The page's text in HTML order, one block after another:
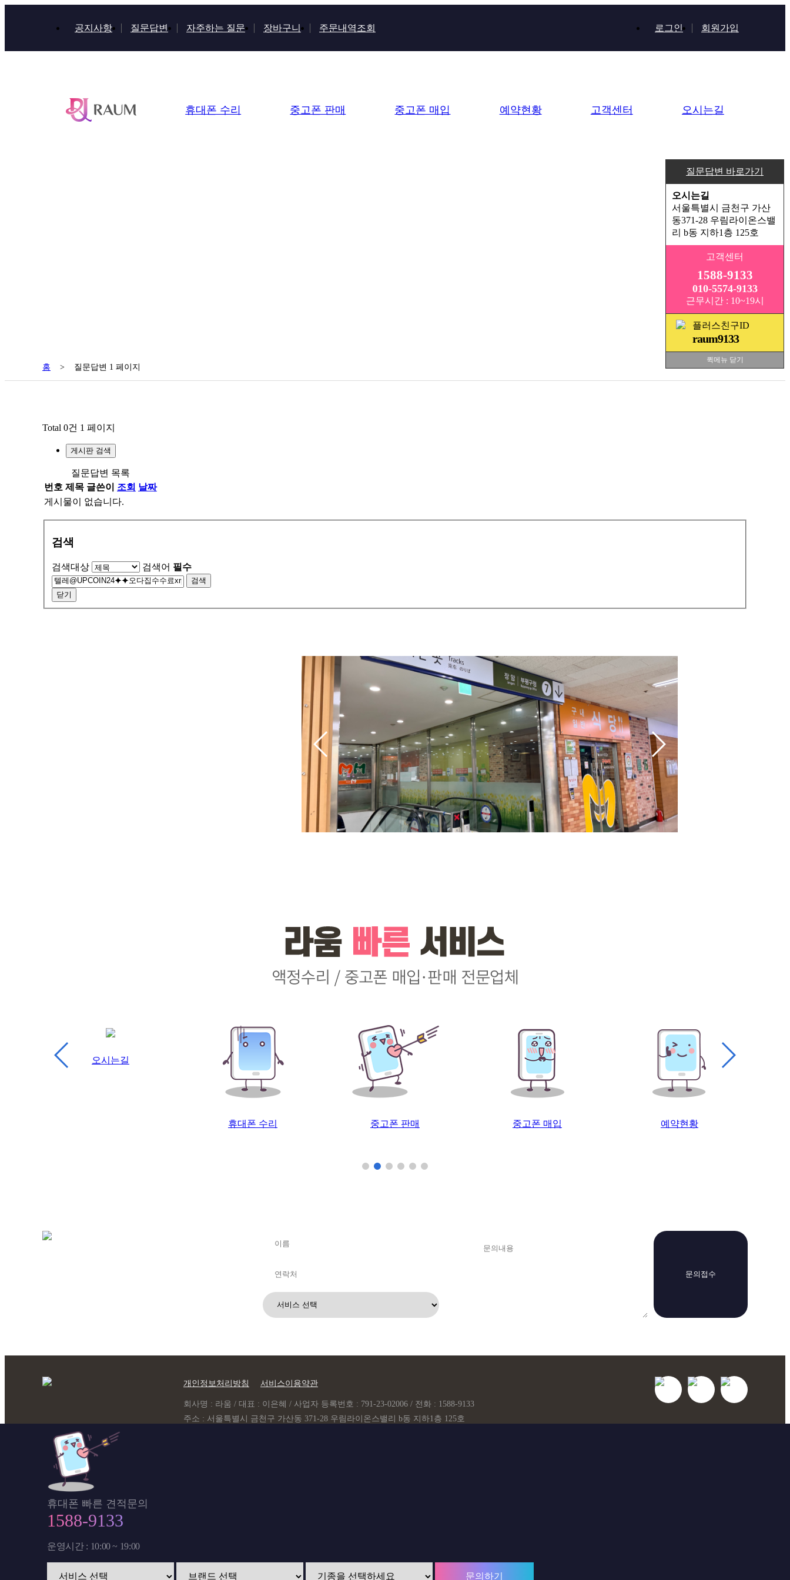
공지사항 질문답변 자주하는 질문 장바구니 주문내역조회 회원가입
로그인
휴대폰 수리 중고폰 판매 중고폰 매입 예약현황 고객센터 오시는길
홈 > 질문답변 1 페이지
Total 0건 1 페이지
게시판 검색
질문답변 목록
번호 제목 글쓴이 조회 날짜
게시물이 없습니다.
검색
검색대상 검색어 필수
검색
닫기
질문답변 바로가기
오시는길
서울특별시 금천구 가산
동371-28 우림라이온스밸
리 b동 지하1층 125호
고객센터
1588-9133
010-5574-9133
근무시간 : 10~19시
플러스친구ID
raum9133
퀵메뉴 닫기
중고폰 판매 중고폰 매입 예약현황 고객센터
문의접수
개인정보처리방침 서비스이용약관
회사명 : 라움 / 대표 : 이은혜 / 사업자 등록번호 : 791-23-02006 / 전화 : 1588-9133
주소 : 서울특별시 금천구 가산동 371-28 우림라이온스밸리 b동 지하1층 125호
휴대폰 빠른 견적문의
1588-9133
운영시간 : 10:00 ~ 19:00
문의하기